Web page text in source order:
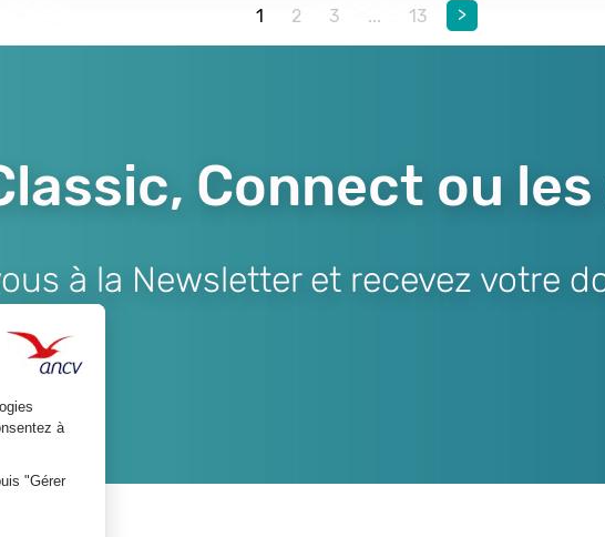
1 2 3 ... 13 >
Connect ou
à la Newsletter et recevez votre